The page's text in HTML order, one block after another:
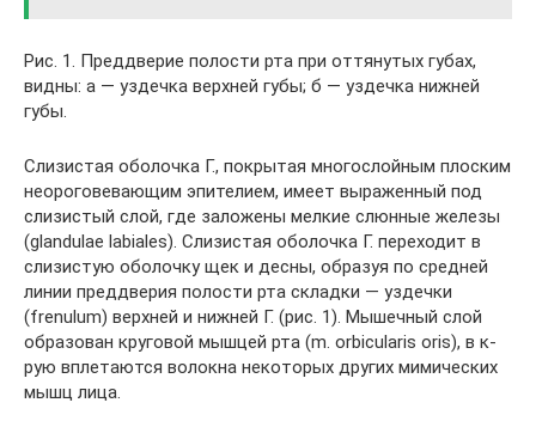
Рис. 1. Преддверие полости рта при оттянутых губах,
видны: а — уздечка верхней губы; б — уздечка нижней
губы.
Слизистая оболочка Г., покрытая многослойным плоским
неороговевающим эпителием, имеет выраженный под
слизистый слой, где заложены мелкие слюнные железы
(glandulae labiales). Слизистая оболочка Г. переходит в
слизистую оболочку щек и десны, образуя по средней
линии преддверия полости рта складки — уздечки
(frenulum) верхней и нижней Г. (рис. 1). Мышечный слой
образован круговой мышцей рта (m. orbicularis oris), в к-
рую вплетаются волокна некоторых других мимических
мышц лица.